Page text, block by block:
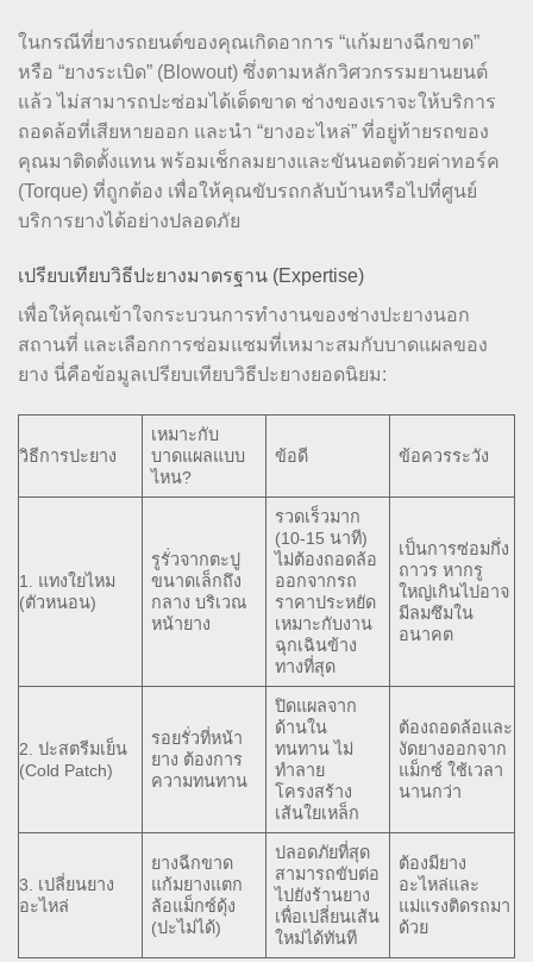
ในกรณีที่ยางรถยนต์ของคุณเกิดอาการ “แก้มยางฉีกขาด”
หรือ “ยางระเบิด” (Blowout) ซึ่งตามหลักวิศวกรรมยานยนต์
แล้ว ไม่สามารถปะซ่อมได้เด็ดขาด ช่างของเราจะให้บริการ
ถอดล้อที่เสียหายออก และนำ “ยางอะไหล่” ที่อยู่ท้ายรถของ
คุณมาติดตั้งแทน พร้อมเช็กลมยางและขันนอตด้วยค่าทอร์ค
(Torque) ที่ถูกต้อง เพื่อให้คุณขับรถกลับบ้านหรือไปที่ศูนย์
บริการยางได้อย่างปลอดภัย
เปรียบเทียบวิธีปะยางมาตรฐาน (Expertise)
เพื่อให้คุณเข้าใจกระบวนการทำงานของช่างปะยางนอก
สถานที่ และเลือกการซ่อมแซมที่เหมาะสมกับบาดแผลของ
ยาง นี่คือข้อมูลเปรียบเทียบวิธีปะยางยอดนิยม:
วิธีการปะยาง
เหมาะกับ
บาดแผลแบบ
ไหน?
ข้อดี ข้อควรระวัง
1. แทงใยไหม
(ตัวหนอน)
รูรั่วจากตะปู
ขนาดเล็กถึง
กลาง บริเวณ
หน้ายาง
รวดเร็วมาก
(10-15 นาที)
ไม่ต้องถอดล้อ
ออกจากรถ
ราคาประหยัด
เหมาะกับงาน
ฉุกเฉินข้าง
ทางที่สุด
เป็นการซ่อมกึ่ง
ถาวร หากรู
ใหญ่เกินไปอาจ
มีลมซึมใน
อนาคต
2. ปะสตรีมเย็น
(Cold Patch)
รอยรั่วที่หน้า
ยาง ต้องการ
ความทนทาน
ปิดแผลจาก
ด้านใน
ทนทาน ไม่
ทำลาย
โครงสร้าง
เส้นใยเหล็ก
ต้องถอดล้อและ
งัดยางออกจาก
แม็กซ์ ใช้เวลา
นานกว่า
3. เปลี่ยนยาง
อะไหล่
ยางฉีกขาด
แก้มยางแตก
ล้อแม็กซ์ดุ้ง
(ปะไม่ได้)
ปลอดภัยที่สุด
สามารถขับต่อ
ไปยังร้านยาง
เพื่อเปลี่ยนเส้น
ใหม่ได้ทันที
ต้องมียาง
อะไหล่และ
แม่แรงติดรถมา
ด้วย